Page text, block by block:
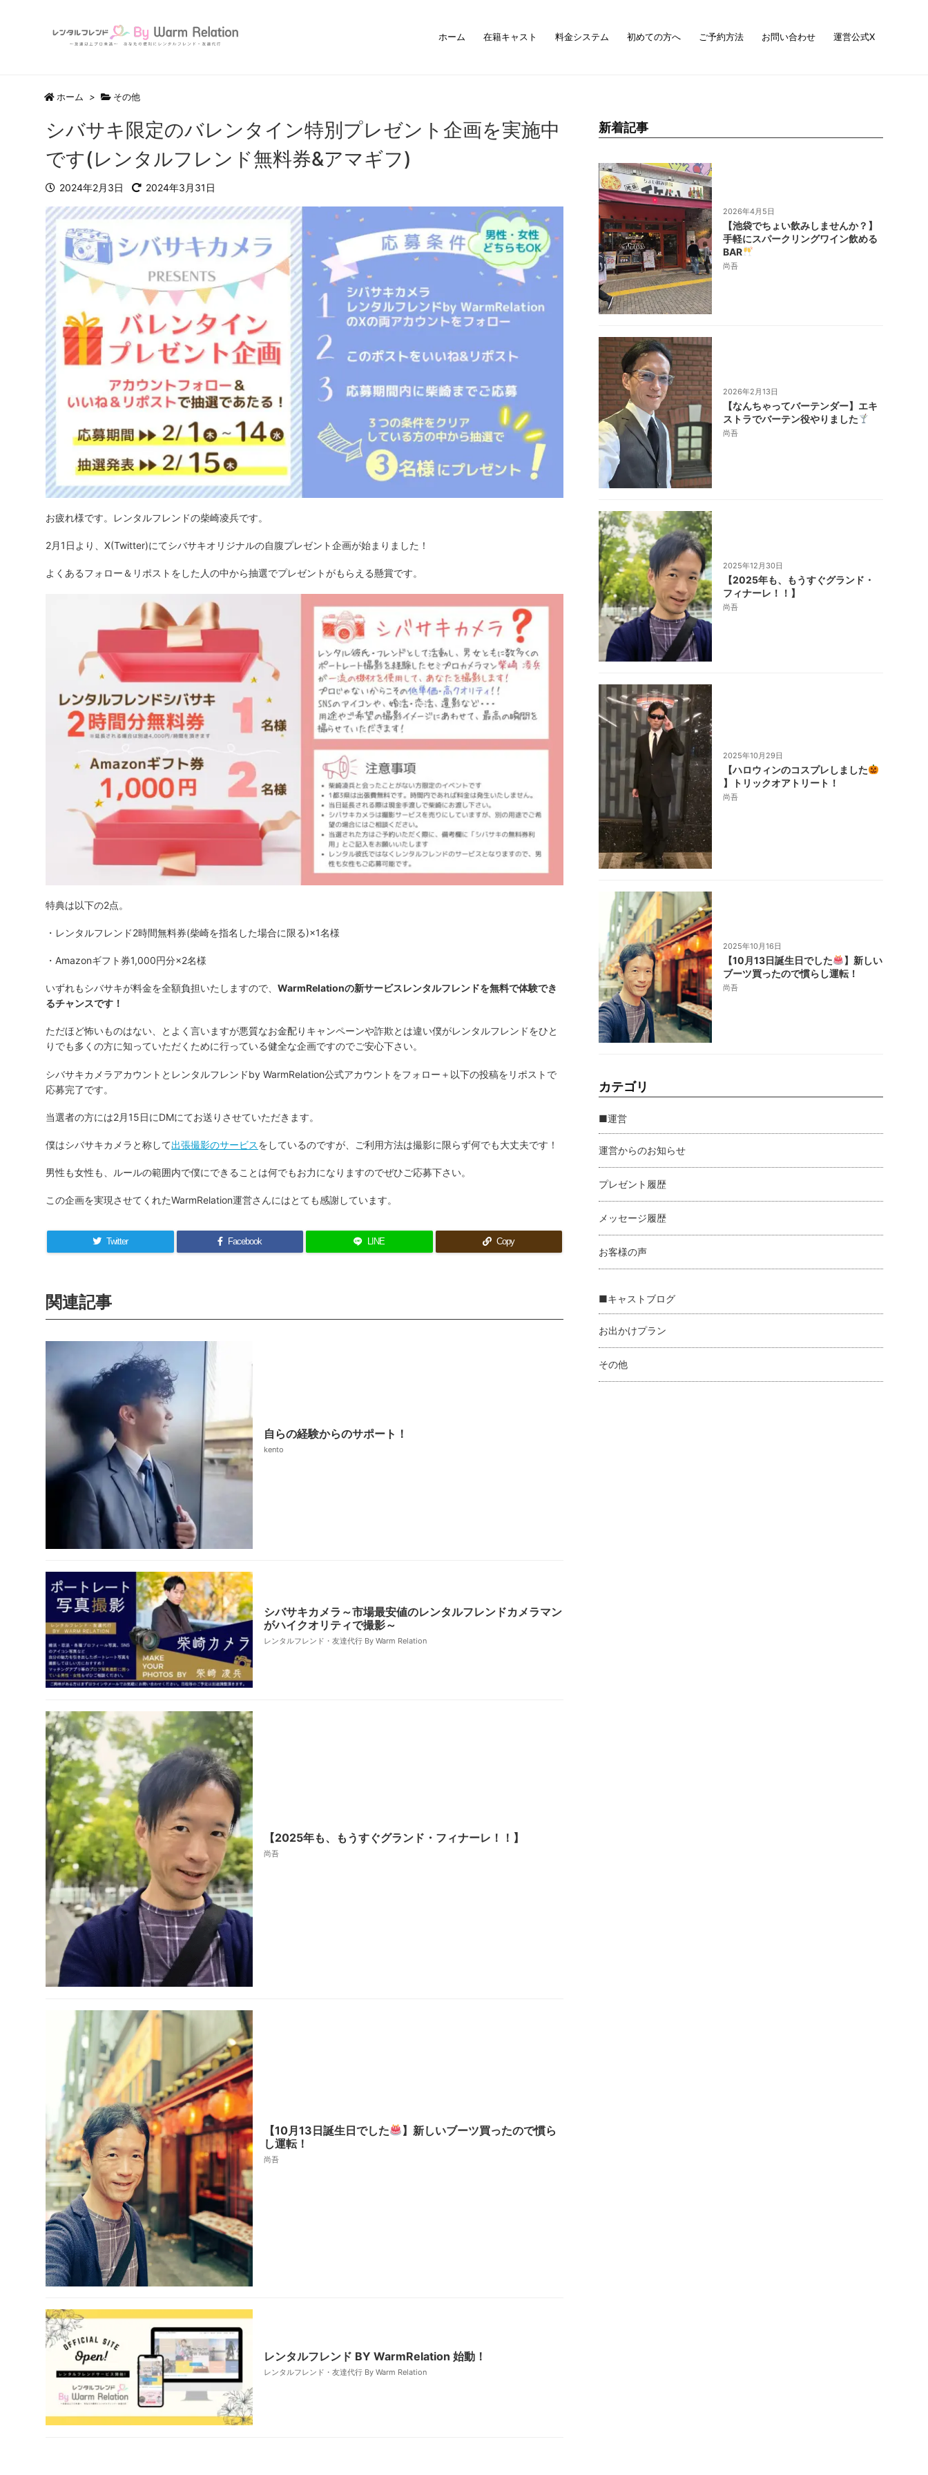
ホーム 在籍キャスト 料金システム 初めての方へ ご予約方法 お問い合わせ 運営公式X
ホーム > その他
シバサキ限定のバレンタイン特別プレゼント企画を実施中
です(レンタルフレンド無料券&アマギフ)
2024年2月3日 2024年3月31日
お疲れ様です。レンタルフレンドの柴崎凌兵です。
2月1日より、X(Twitter)にてシバサキオリジナルの自腹プレゼント企画が始まりました！
よくあるフォロー＆リポストをした人の中から抽選でプレゼントがもらえる懸賞です。
特典は以下の2点。
・レンタルフレンド2時間無料券(柴崎を指名した場合に限る)×1名様
・Amazonギフト券1,000円分×2名様
いずれもシバサキが料金を全額負担いたしますので、 WarmRelationの新サービスレンタルフレンドを無料で体験でき
るチャンスです！
ただほど怖いものはない、とよく言いますが悪質なお金配りキャンペーンや詐欺とは違い僕がレンタルフレンドをひと
りでも多くの方に知っていただくために行っている健全な企画ですのでご安心下さい。
シバサキカメラアカウントとレンタルフレンドby WarmRelation公式アカウントをフォロー＋以下の投稿をリポストで
応募完了です。
当選者の方には2月15日にDMにてお送りさせていただきます。
僕はシバサキカメラと称して出張撮影のサービスをしているのですが、ご利用方法は撮影に限らず何でも大丈夫です！
男性も女性も、ルールの範囲内で僕にできることは何でもお力になりますのでぜひご応募下さい。
この企画を実現させてくれたWarmRelation運営さんにはとても感謝しています。
Twitter Facebook LINE Copy
関連記事
自らの経験からのサポート！
kento
シバサキカメラ～市場最安値のレンタルフレンドカメラマン
がハイクオリティで撮影～
レンタルフレンド・友達代行 By Warm Relation
【2025年も、もうすぐグランド・フィナーレ！！】
尚吾
【10月13日誕生日でした
】新しいブーツ買ったので慣ら
し運転！
尚吾
レンタルフレンド BY WarmRelation 始動！
レンタルフレンド・友達代行 By Warm Relation
新着記事
2026年4月5日
【池袋でちょい飲みしませんか？】
手軽にスパークリングワイン飲める
BAR
尚吾
2026年2月13日
【なんちゃってバーテンダー】エキ
ストラでバーテン役やりました
尚吾
2025年12月30日
【2025年も、もうすぐグランド・
フィナーレ！！】
尚吾
2025年10月29日
【ハロウィンのコスプレしました
】トリックオアトリート！
尚吾
2025年10月16日
【10月13日誕生日でした
】新しい
ブーツ買ったので慣らし運転！
尚吾
カテゴリ
■運営
運営からのお知らせ
プレゼント履歴
メッセージ履歴
お客様の声
■キャストブログ
お出かけプラン
その他